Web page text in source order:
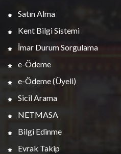
Satın Alma
Kent Bilgi Sistemi
İmar Durum Sorgulama
e-Ödeme
e-Ödeme (Üyeli)
Sicil Arama
NETMASA
Bilgi Edinme
Evrak Takip